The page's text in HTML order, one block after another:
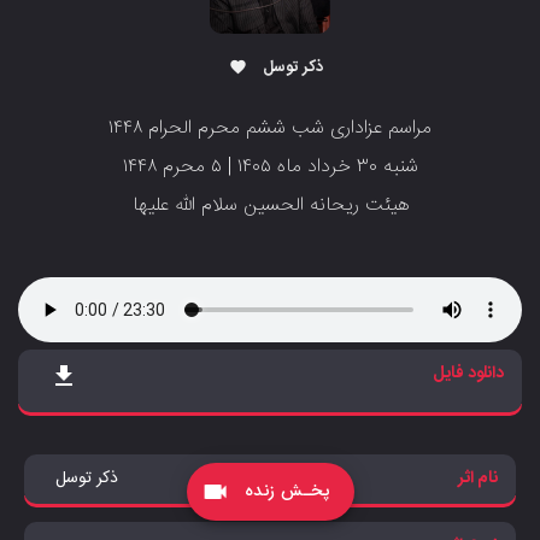
videocam پخـش زنده
ذکر توسل favorite
مراسم عزاداری شب ششم محرم الحرام ۱۴۴۸
شنبه ۳۰ خرداد ماه ۱۴۰۵ | ۵ محرم ۱۴۴۸
‌‌‌‌‌‌‌‌‌‌‌‌‌هیئت ریحانه الحسین سلام الله علیها
دانلود فایل file_download
نام اثر ذکر توسل